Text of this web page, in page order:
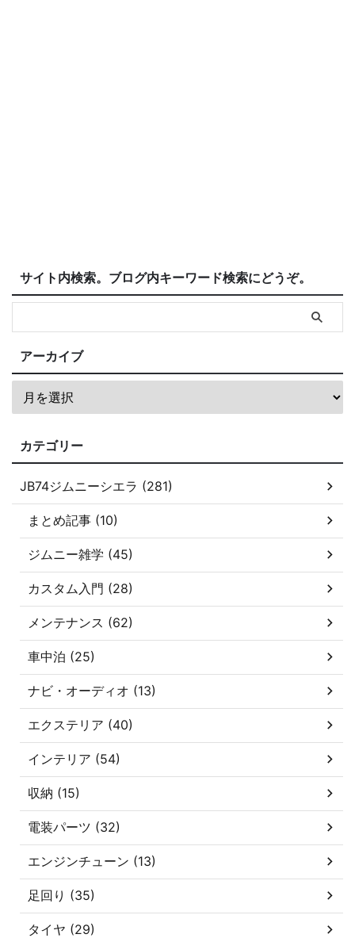
サイト内検索。ブログ内キーワード検索にどうぞ。
アーカイブ
カテゴリー
JB74ジムニーシエラ (281)
まとめ記事 (10)
ジムニー雑学 (45)
カスタム入門 (28)
メンテナンス (62)
車中泊 (25)
ナビ・オーディオ (13)
エクステリア (40)
インテリア (54)
収納 (15)
電装パーツ (32)
エンジンチューン (13)
足回り (35)
タイヤ (29)